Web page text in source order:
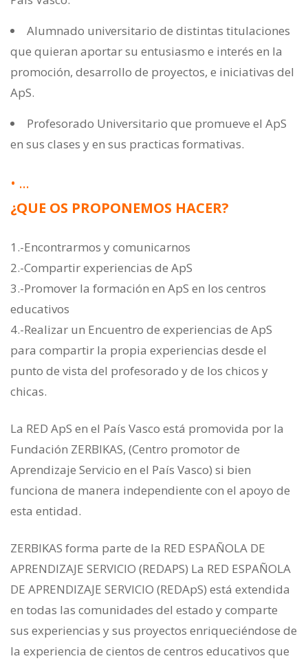
Alumnado universitario de distintas titulaciones
que quieran aportar su entusiasmo e interés en la
promoción, desarrollo de proyectos, e iniciativas del
ApS.
Profesorado Universitario que promueve el ApS
en sus clases y en sus practicas formativas.
• …
¿QUE OS PROPONEMOS HACER?
1.-Encontrarmos y comunicarnos
2.-Compartir experiencias de ApS
3.-Promover la formación en ApS en los centros
educativos
4.-Realizar un Encuentro de experiencias de ApS
para compartir la propia experiencias desde el
punto de vista del profesorado y de los chicos y
chicas.
La RED ApS en el País Vasco está promovida por la
Fundación ZERBIKAS, (Centro promotor de
Aprendizaje Servicio en el País Vasco) si bien
funciona de manera independiente con el apoyo de
esta entidad.
ZERBIKAS forma parte de la RED ESPAÑOLA DE
APRENDIZAJE SERVICIO (REDAPS) La RED ESPAÑOLA
DE APRENDIZAJE SERVICIO (REDApS) está extendida
en todas las comunidades del estado y comparte
sus experiencias y sus proyectos enriqueciéndose de
la experiencia de cientos de centros educativos que